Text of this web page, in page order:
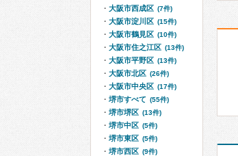
大阪市西成区 (7件)
大阪市淀川区 (15件)
大阪市鶴見区 (10件)
大阪市住之江区 (13件)
大阪市平野区 (13件)
大阪市北区 (26件)
大阪市中央区 (17件)
堺市すべて (55件)
堺市堺区 (13件)
堺市中区 (5件)
堺市東区 (5件)
堺市西区 (9件)